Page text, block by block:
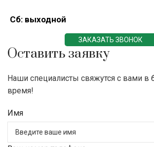
Сб: выходной
ЗАКАЗАТЬ ЗВОНОК
Оставить заявку
Наши специалисты свяжутся с вами в
время!
Имя